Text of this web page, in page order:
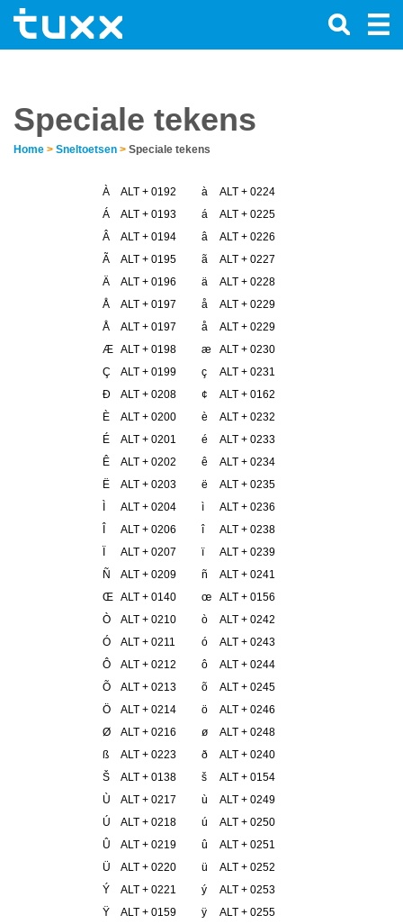
Speciale tekens
Home > Sneltoetsen > Speciale tekens
À ALT + 0192 à
ALT + 0224
Á
ALT + 0193 á
ALT + 0225
Â
ALT + 0194 â
ALT + 0226
Ã
ALT + 0195 ã
ALT + 0227
Ä
ALT + 0196 ä
ALT + 0228
Å
ALT + 0197 å
ALT + 0229
Å
ALT + 0197 å
ALT + 0229
Æ ALT + 0198 æ
ALT + 0230
Ç
ALT + 0199 ç
ALT + 0231
Ð
ALT + 0208 ¢
ALT + 0162
È
ALT + 0200 è
ALT + 0232
É
ALT + 0201 é
ALT + 0233
Ê
ALT + 0202 ê
ALT + 0234
Ë
ALT + 0203 ë
ALT + 0235
ALT + 0204 ì
ALT + 0236
ALT + 0206 î
ALT + 0238
ALT + 0207 ï
ALT + 0239
Ñ
ALT + 0209 ñ
ALT + 0241
Œ ALT + 0140 œ
ALT + 0156
Ò
ALT + 0210 ò
ALT + 0242
Ó
ALT + 0211 ó
ALT + 0243
Ô
ALT + 0212 ô
ALT + 0244
Õ
ALT + 0213 õ
ALT + 0245
Ö
ALT + 0214 ö
ALT + 0246
Ø
ALT + 0216 ø
ALT + 0248
ß
ALT + 0223 ð
ALT + 0240
Š
ALT + 0138 š
ALT + 0154
Ù
ALT + 0217 ù
ALT + 0249
Ú
ALT + 0218 ú
ALT + 0250
Û
ALT + 0219 û
ALT + 0251
Ü
ALT + 0220 ü
ALT + 0252
Ý
ALT + 0221 ý
ALT + 0253
Ÿ
ALT + 0159 ÿ
ALT + 0255